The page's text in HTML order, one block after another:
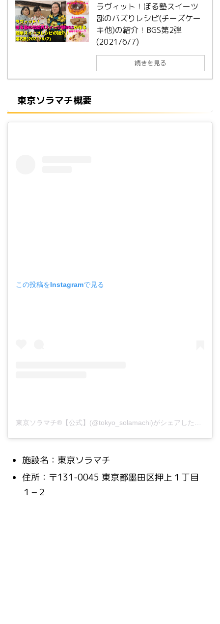
ラヴィット！ぼる塾スイーツ
部のバズりレシピ(チーズケー
キ他)の紹介！BGS第2弾
(2021/6/7)
続きを見る
東京ソラマチ概要
この投稿をInstagramで見る
施設名：東京ソラマチ
住所：〒131-0045 東京都墨田区押上１丁目
１−２